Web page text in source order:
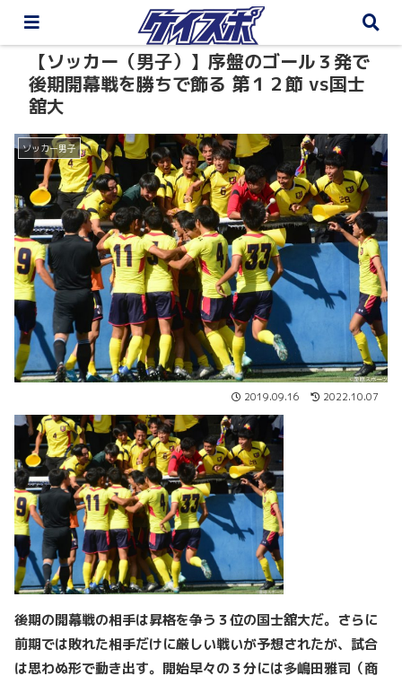
【ソッカー（男子）】序盤のゴール３発で
後期開幕戦を勝ちで飾る 第１２節 vs国士
舘大
ソッカー男子
2019.09.16 2022.10.07
後期の開幕戦の相手は昇格を争う３位の国士舘大だ。さらに
前期では敗れた相手だけに厳しい戦いが予想されたが、試合
は思わぬ形で動き出す。開始早々の３分には多嶋田雅司（商